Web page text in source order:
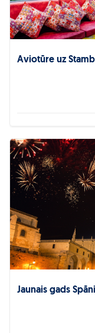
Aviotūre uz
Jaunais gads